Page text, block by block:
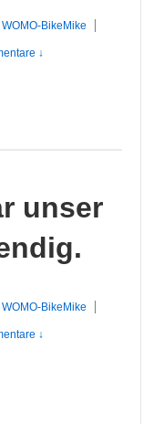
WOMO-BikeMike
↓
unser
WOMO-BikeMike
↓